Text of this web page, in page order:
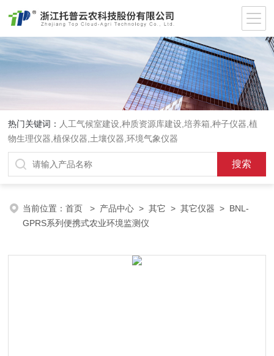
热门关键词： 人工气候室建设,种质资源库建设,培养箱,种子仪器,植
物生理仪器,植保仪器,土壤仪器,环境气象仪器
当前位置：首页 > 产品中心 >其它 >其它仪器 > BNL-
GPRS系列便携式农业环境监测仪